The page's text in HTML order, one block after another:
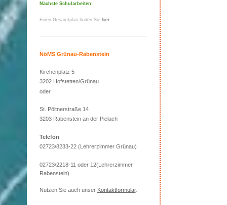
Nächste Schularbeiten:
Einen Gesamtplan finden Sie hier
NöMS Grünau-Rabenstein
Kirchenplatz 5
3202 Hofstetten/Grünau
oder
St. Pöltnerstraße 14
3203 Rabenstein an der Pielach
Telefon
02723/8233-22 (Lehrerzimmer Grünau)
02723/2218-11 oder 12(Lehrerzimmer
Rabenstein)
Nutzen Sie auch unser Kontaktformular.